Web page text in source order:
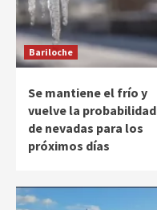
Bariloche
Se mantiene el frío y
vuelve la probabilidad
de nevadas para los
próximos días